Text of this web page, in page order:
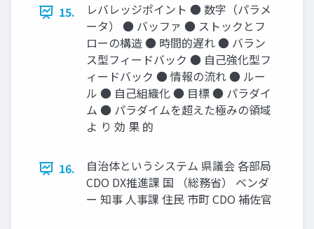
15.
レバレッジポイント ● 数字（パラメ
ータ） ● バッファ ● ストックとフ
ローの構造 ● 時間的遅れ ● バラン
ス型フィードバック ● 自己強化型フ
ィードバック ● 情報の流れ ● ルー
ル ● 自己組織化 ● 目標 ● パラダイ
ム ● パラダイムを超えた極みの領域
よ り 効 果 的
16.
自治体というシステム 県議会 各部局
CDO DX推進課 国 （総務省） ベンダ
ー 知事 人事課 住民 市町 CDO 補佐官